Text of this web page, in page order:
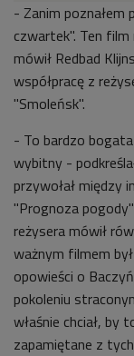
- Zanim poznałem
czwartek". Ten
mówił Redbad
współpracę z
"Smoleńsk".
- To bardzo
wybitny -
przywołał między
"Prognoza
reżysera mówił
ważnym filmem
opowieści o
pokoleniu
właśnie chciał, by
zapamiętane z